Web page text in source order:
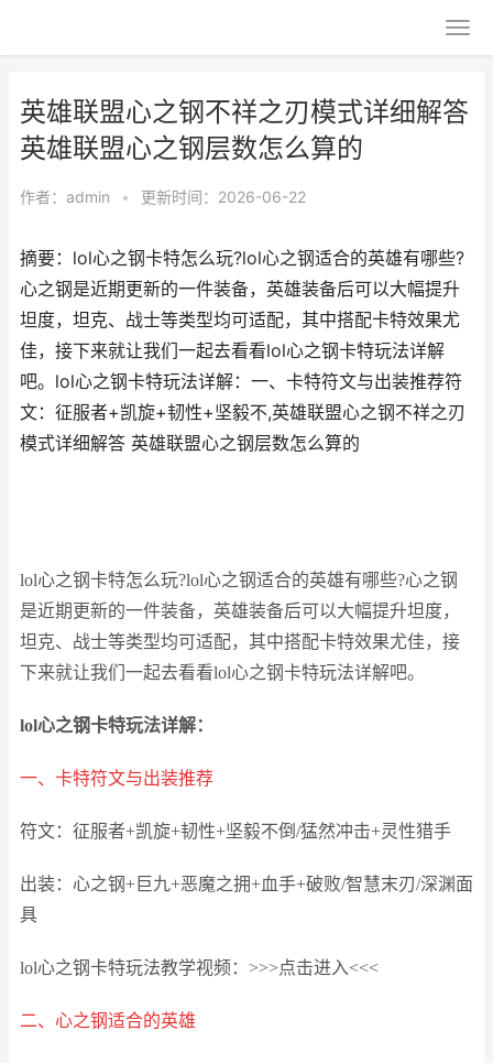
英雄联盟心之钢不祥之刃模式详细解答
英雄联盟心之钢层数怎么算的
作者： admin • 更新时间：2026-06-22
摘要：lol心之钢卡特怎么玩?lol心之钢适合的英雄有哪些?
心之钢是近期更新的一件装备，英雄装备后可以大幅提升
坦度，坦克、战士等类型均可适配，其中搭配卡特效果尤
佳，接下来就让我们一起去看看lol心之钢卡特玩法详解
吧。lol心之钢卡特玩法详解：一、卡特符文与出装推荐符
文：征服者+凯旋+韧性+坚毅不,英雄联盟心之钢不祥之刃
模式详细解答 英雄联盟心之钢层数怎么算的
lol心之钢卡特怎么玩?lol心之钢适合的英雄有哪些?心之钢
是近期更新的一件装备，英雄装备后可以大幅提升坦度，
坦克、战士等类型均可适配，其中搭配卡特效果尤佳，接
下来就让我们一起去看看lol心之钢卡特玩法详解吧。
lol心之钢卡特玩法详解：
一、卡特符文与出装推荐
符文：征服者+凯旋+韧性+坚毅不倒/猛然冲击+灵性猎手
出装：心之钢+巨九+恶魔之拥+血手+破败/智慧末刃/深渊面
具
lol心之钢卡特玩法教学视频：>>>点击进入<<<
二、心之钢适合的英雄